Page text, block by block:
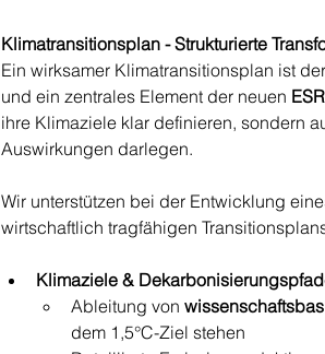
Klimatransitionsplan - Strukturierte
Ein wirksamer Klimatransitionsplan ist
und ein zentrales Element der neuen
ihre Klimaziele klar definieren, sondern
Auswirkungen darlegen.
Wir unterstützen bei der Entwicklung
wirtschaftlich tragfähigen
Klimaziele &
Ableitung von
dem 1,5°C-Ziel stehen